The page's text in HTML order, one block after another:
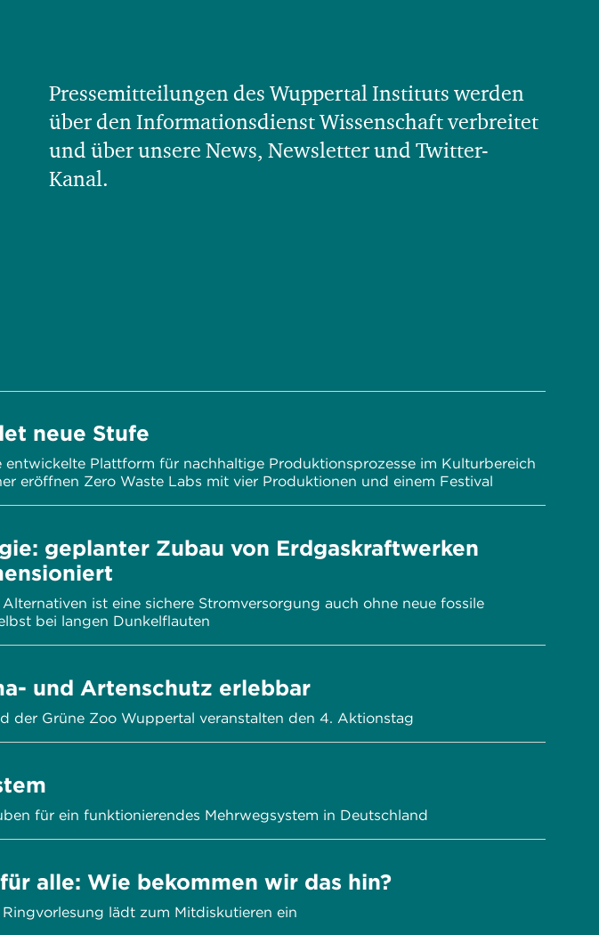
Pressemitteilungen des Wuppertal Instituts werden
über den Informationsdienst Wissenschaft verbreitet
und über unsere News, Newsletter und Twitter-
Kanal.
neue Stufe
entwickelte Plattform für nachhaltige Produktionsprozesse im Kulturbereich
eröffnen Zero Waste Labs mit vier Produktionen und einem Festival
geplanter Zubau von Erdgaskraftwerken
ist eine sichere Stromversorgung auch ohne neue fossile
bei langen Dunkelflauten
und Artenschutz erlebbar
der Grüne Zoo Wuppertal veranstalten den 4. Aktionstag
für ein funktionierendes Mehrwegsystem in Deutschland
alle: Wie bekommen wir das hin?
lädt zum Mitdiskutieren ein